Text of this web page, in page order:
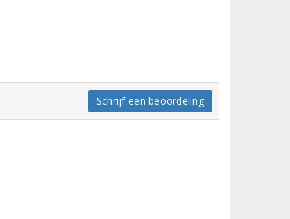
Schrijf een beoordeling